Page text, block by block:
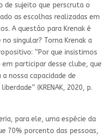
de sujeito que perscruta o
as escolhas realizadas em
A questão para Krenak é
singular? Torna Krenak a
“Por que insistimos
participar desse clube, que
nossa capacidade de
(KRENAK, 2020, p.
para ele, uma espécie da
70% porcento das pessoas,